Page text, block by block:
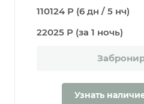
110124 Р (6 дн / 5 нч)
22025 Р (за 1 ночь)
Узнать